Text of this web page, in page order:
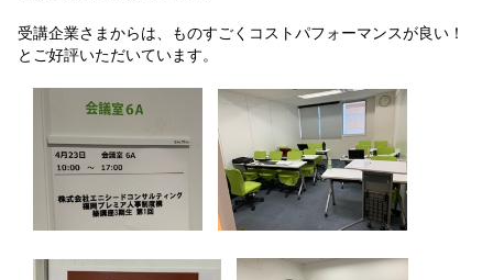
受講企業さまからは、ものすごくコストパフォーマンスが良い！
とご好評いただいています。